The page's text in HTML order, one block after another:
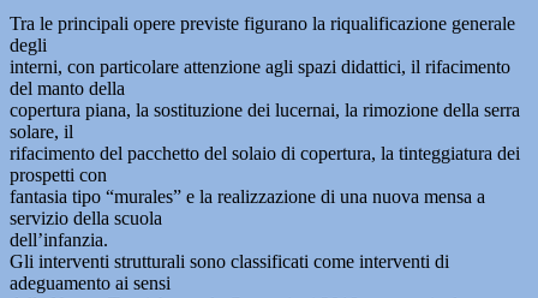
Tra le principali opere previste figurano la riqualificazione generale
degli
interni, con particolare attenzione agli spazi didattici, il rifacimento
del manto della
copertura piana, la sostituzione dei lucernai, la rimozione della serra
solare, il
rifacimento del pacchetto del solaio di copertura, la tinteggiatura dei
prospetti con
fantasia tipo “murales” e la realizzazione di una nuova mensa a
servizio della scuola
dell’infanzia.
Gli interventi strutturali sono classificati come interventi di
adeguamento ai sensi